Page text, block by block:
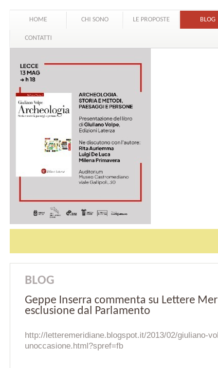
HOME CHI SONO LE PROPOSTE BLOG
CONTATTI
BLOG
Geppe Inserra commenta su Lettere
esclusione dal Parlamento
http://letteremeridiane.blogspot.it/2013/02/giuliano-
unoccasione.html?spref=fb